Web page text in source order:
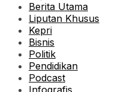
Berita Utama
Liputan Khusus
Kepri
Bisnis
Politik
Pendidikan
Podcast
Infografis